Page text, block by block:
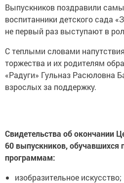
Выпускников поздравили
воспитанники детского сада
не первый раз выступают в
С теплыми словами
торжества и их родителям
«Радуги» Гульназ Расюловна
взрослых за поддержку.
Свидетельства об окончании
60 выпускников, обучавшихся
программам:
изобразительное искусство;